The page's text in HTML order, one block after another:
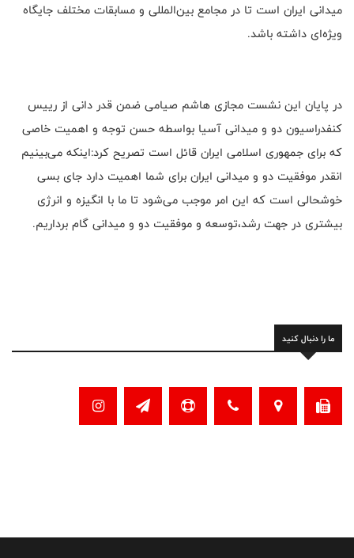
میدانی ایران است تا در مجامع بین‌المللی و مسابقات مختلف جایگاه
ویژه‌ای داشته باشد.
در پایان این نشست مجازی هاشم صیامی ضمن قدر دانی از رییس
کنفدراسیون دو و میدانی آسیا بواسطه حسن توجه و اهمیت خاصی
که برای جمهوری اسلامی ایران قائل است تصریح کرد:اینکه می‌بینیم
انقدر موفقیت دو و میدانی ایران برای شما اهمیت دارد جای بسی
خوشحالی است که این امر موجب می‌شود تا ما با انگیزه و انرژی
بیشتری در جهت رشد،توسعه و موفقیت دو و میدانی گام برداریم.
ما را دنبال کنید